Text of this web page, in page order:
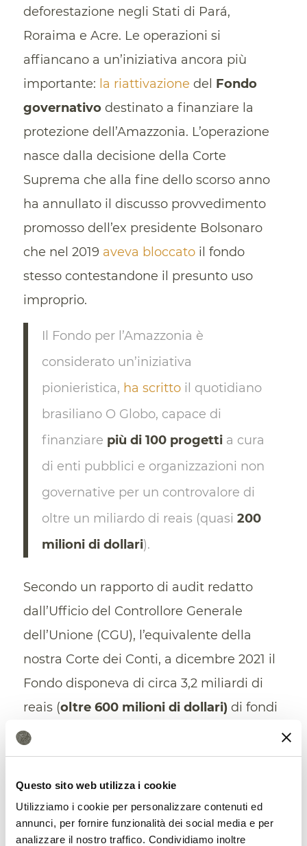
Questo sito web utilizza i cookie
Utilizziamo i cookie per personalizzare contenuti ed
annunci, per fornire funzionalità dei social media e per
analizzare il nostro traffico. Condividiamo inoltre
deforestazione negli Stati di Pará,
Roraima e Acre. Le operazioni si
affiancano a un’iniziativa ancora più
importante: la riattivazione del Fondo
governativodestinato a finanziare la
protezione dell’Amazzonia. L’operazione
nasce dalla decisione della Corte
Suprema che alla fine dello scorso anno
ha annullato il discusso provvedimento
promosso dell’ex presidente Bolsonaro
che nel 2019 aveva bloccatoil fondo
stesso contestandone il presunto uso
improprio.
Il Fondo per l’Amazzonia è
considerato un’iniziativa
pionieristica, ha scrittoil quotidiano
brasiliano O Globo, capace di
finanziare più di 100 progettia cura
di enti pubblici e organizzazioni non
governative per un controvalore di
oltre un miliardo di reais (quasi 200
milioni di dollari).
Secondo un rapporto di audit redatto
dall’Ufficio del Controllore Generale
dell’Unione (CGU), l’equivalente della
nostra Corte dei Conti, a dicembre 2021 il
Fondo disponeva di circa 3,2 miliardi di
reais (oltre 600 milioni di dollari)di fondi
inutilizzati che si aggiungono a
miliardi di dollaridi crediti in essere.